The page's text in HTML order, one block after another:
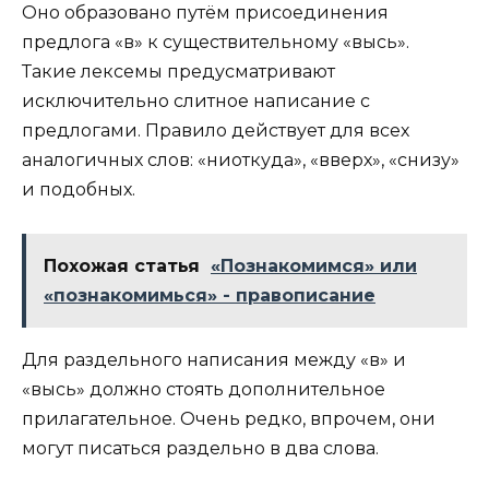
Оно образовано путём присоединения
предлога «в» к существительному «высь».
Такие лексемы предусматривают
исключительно слитное написание с
предлогами. Правило действует для всех
аналогичных слов: «ниоткуда», «вверх», «снизу»
и подобных.
Похожая статья
«Познакомимся» или
«познакомимься» - правописание
Для раздельного написания между «в» и
«высь» должно стоять дополнительное
прилагательное. Очень редко, впрочем, они
могут писаться раздельно в два слова.